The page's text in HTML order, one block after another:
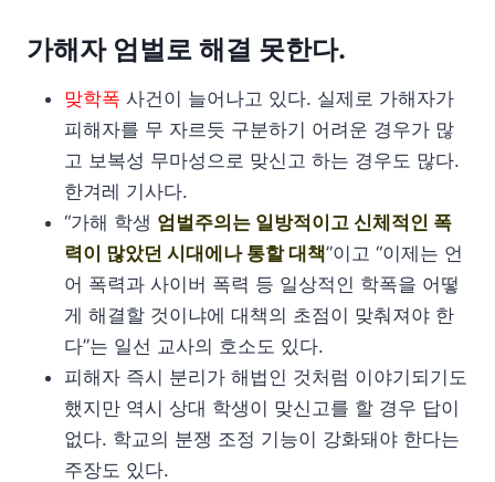
가해자 엄벌로 해결 못한다.
맞학폭 사건이 늘어나고 있다. 실제로 가해자가
피해자를 무 자르듯 구분하기 어려운 경우가 많
고 보복성 무마성으로 맞신고 하는 경우도 많다.
한겨레 기사다.
“가해 학생 엄벌주의는 일방적이고 신체적인 폭
력이 많았던 시대에나 통할 대책”이고 “이제는 언
어 폭력과 사이버 폭력 등 일상적인 학폭을 어떻
게 해결할 것이냐에 대책의 초점이 맞춰져야 한
다”는 일선 교사의 호소도 있다.
피해자 즉시 분리가 해법인 것처럼 이야기되기도
했지만 역시 상대 학생이 맞신고를 할 경우 답이
없다. 학교의 분쟁 조정 기능이 강화돼야 한다는
주장도 있다.